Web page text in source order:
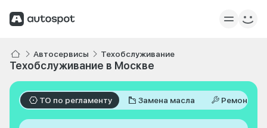
Автосервисы Техобслуживание
Техобслуживание в Москве
ТО по регламенту Замена масла Ремонт